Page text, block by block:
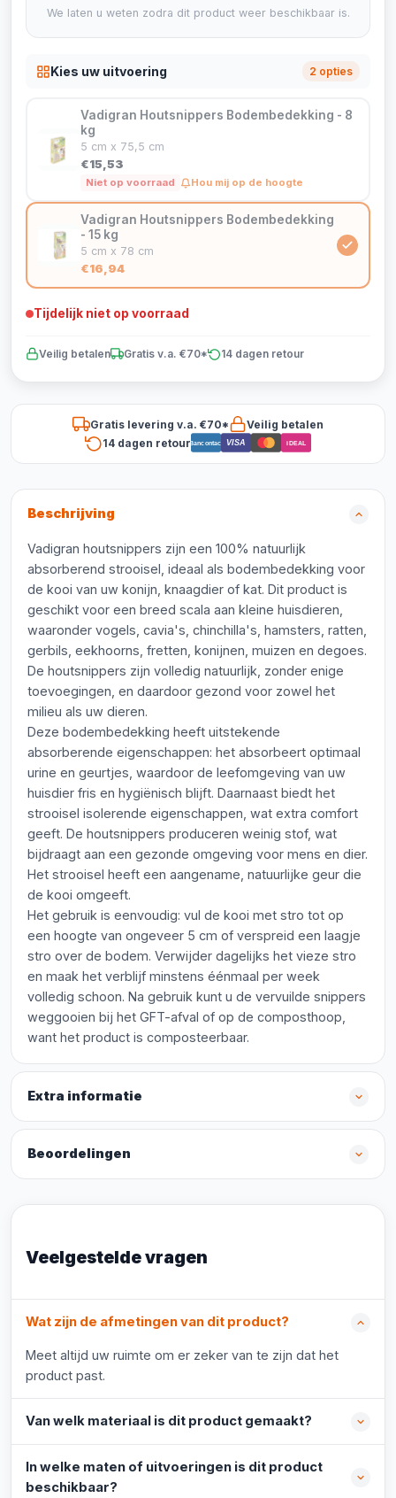
We laten u weten zodra dit product weer beschikbaar is.
Kies uw uitvoering 2 opties
Vadigran Houtsnippers Bodembedekking - 8
kg
5 cm x 75,5 cm
€15,53
Niet op voorraad Hou mij op de hoogte
Vadigran Houtsnippers Bodembedekking
- 15 kg
5 cm x 78 cm
€16,94
Tijdelijk niet op voorraad
Veilig betalen Gratis v.a. €70* 14 dagen retour
Gratis levering v.a. €70*
Veilig betalen
14 dagen retourBancontact VISA iDEAL
Beschrijving
Vadigran houtsnippers zijn een 100% natuurlijk
absorberend strooisel, ideaal als bodembedekking voor
de kooi van uw konijn, knaagdier of kat. Dit product is
geschikt voor een breed scala aan kleine huisdieren,
waaronder vogels, cavia's, chinchilla's, hamsters, ratten,
gerbils, eekhoorns, fretten, konijnen, muizen en degoes.
De houtsnippers zijn volledig natuurlijk, zonder enige
toevoegingen, en daardoor gezond voor zowel het
milieu als uw dieren.
Deze bodembedekking heeft uitstekende
absorberende eigenschappen: het absorbeert optimaal
urine en geurtjes, waardoor de leefomgeving van uw
huisdier fris en hygiënisch blijft. Daarnaast biedt het
strooisel isolerende eigenschappen, wat extra comfort
geeft. De houtsnippers produceren weinig stof, wat
bijdraagt aan een gezonde omgeving voor mens en dier.
Het strooisel heeft een aangename, natuurlijke geur die
de kooi omgeeft.
Het gebruik is eenvoudig: vul de kooi met stro tot op
een hoogte van ongeveer 5 cm of verspreid een laagje
stro over de bodem. Verwijder dagelijks het vieze stro
en maak het verblijf minstens éénmaal per week
volledig schoon. Na gebruik kunt u de vervuilde snippers
weggooien bij het GFT-afval of op de composthoop,
want het product is composteerbaar.
Extra informatie
Beoordelingen
Veelgestelde vragen
Wat zijn de afmetingen van dit product?
Meet altijd uw ruimte om er zeker van te zijn dat het
product past.
Van welk materiaal is dit product gemaakt?
In welke maten of uitvoeringen is dit product
beschikbaar?